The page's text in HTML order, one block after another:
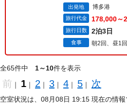
出発地 博多港
旅行代金 178,000～
旅行日数 2泊3日
食事 朝2回、昼1
全65件中 1～10件を表示
前 ｜ 1 ｜ 2 ｜ 3 ｜ 4 ｜ 5 ｜ 次
空室状況は、08月08日 19:15 現在の情報